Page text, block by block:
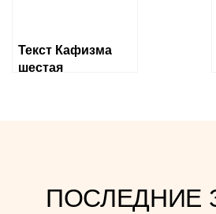
Текст Кафизма
шестая
ПОСЛЕДНИЕ